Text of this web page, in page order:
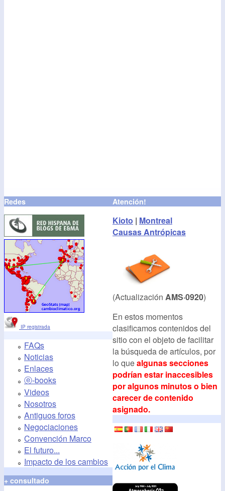
Redes
IP registrada
FAQs
Noticias
Enlaces
ⓔ-books
Videos
Nosotros
Antiguos foros
Negociaciones
Convención Marco
El futuro...
Impacto de los cambios
+ consultado
Atención!
Kioto | Montreal
Causas Antrópicas
(Actualización AMS·0920)
En estos momentos
clasificamos contenidos del
sitio con el objeto de facilitar
la búsqueda de artículos, por
lo quealgunas secciones
podrían estar inaccesibles
por algunos minutos o bien
carecer de contenido
asignado.